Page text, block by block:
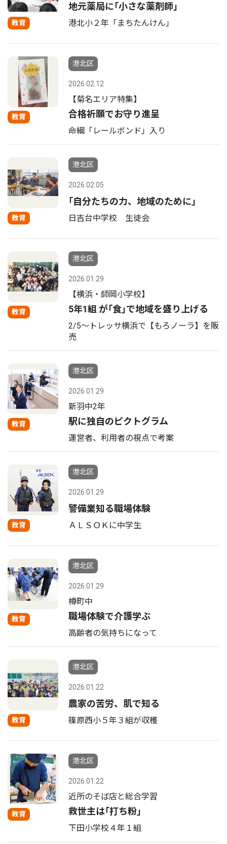
教育
地元薬局に｢小さな薬剤師｣
港北小２年「まちたんけん」
教育
港北区
2026.02.12
【菊名エリア特集】
合格祈願でお守り進呈
命綱「レールボンド」入り
教育
港北区
2026.02.05
｢自分たちの力、地域のために｣
日吉台中学校 生徒会
教育
港北区
2026.01.29
【横浜・師岡小学校】
5年1組 が｢食｣で地域を盛り上げる
2/5〜トレッサ横浜で【もろノーラ】を販
売
教育
港北区
2026.01.29
新羽中2年
駅に独自のピクトグラム
運営者、利用者の視点で考案
教育
港北区
2026.01.29
警備業知る職場体験
ＡＬＳＯＫに中学生
教育
港北区
2026.01.29
樽町中
職場体験で介護学ぶ
高齢者の気持ちになって
教育
港北区
2026.01.22
農家の苦労、肌で知る
篠原西小５年３組が収穫
教育
港北区
2026.01.22
近所のそば店と総合学習
救世主は｢打ち粉｣
下田小学校４年１組